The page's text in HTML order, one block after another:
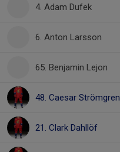
4. Adam Dufek
6. Anton Larsson
65. Benjamin Lejon
48. Caesar Strömgren
21. Clark Dahllöf